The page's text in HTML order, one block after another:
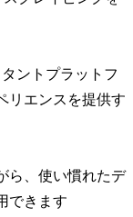
ントプラットフ
リエンスを提供す
ら、使い慣れたデ
できます